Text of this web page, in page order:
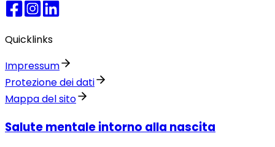
Quicklinks
Impressum
Protezione dei dati
Mappa del sito
Salute mentale intorno alla nascita